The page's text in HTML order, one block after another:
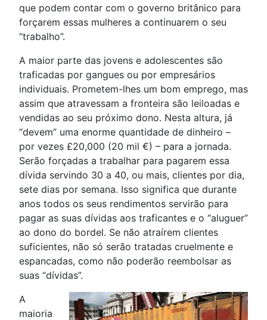
que podem contar com o governo britânico para
forçarem essas mulheres a continuarem o seu
“trabalho”.
A maior parte das jovens e adolescentes são
traficadas por gangues ou por empresários
individuais. Prometem-lhes um bom emprego, mas
assim que atravessam a fronteira são leiloadas e
vendidas ao seu próximo dono. Nesta altura, já
“devem” uma enorme quantidade de dinheiro –
por vezes £20,000 (20 mil €) – para a jornada.
Serão forçadas a trabalhar para pagarem essa
dívida servindo 30 a 40, ou mais, clientes por dia,
sete dias por semana. Isso significa que durante
anos todos os seus rendimentos servirão para
pagar as suas dívidas aos traficantes e o “aluguer”
ao dono do bordel. Se não atraírem clientes
suficientes, não só serão tratadas cruelmente e
espancadas, como não poderão reembolsar as
suas “dívidas”.
A
maioria